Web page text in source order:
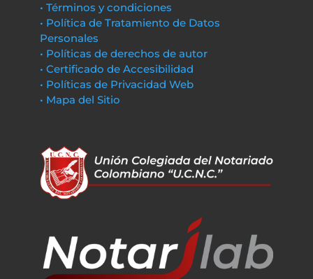
• Términos y condiciones
• Política de Tratamiento de Datos
Personales
• Políticas de derechos de autor
• Certificado de Accesibilidad
• Políticas de Privacidad Web
• Mapa del Sitio